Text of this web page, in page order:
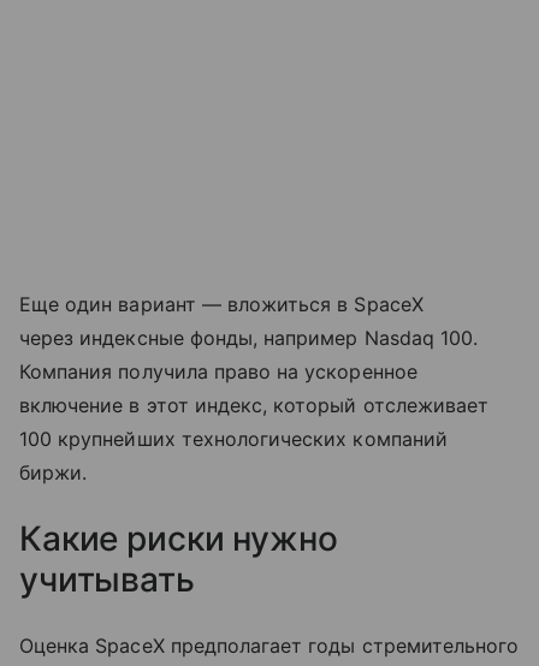
Еще один вариант — вложиться в SpaceX
через индексные фонды, например Nasdaq 100.
Компания получила право на ускоренное
включение в этот индекс, который отслеживает
100 крупнейших технологических компаний
биржи.
Какие риски нужно
учитывать
Оценка SpaceX предполагает годы стремительного